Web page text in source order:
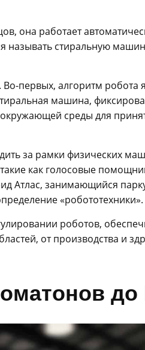
она работает
называть стиральную
Во-первых, алгоритм робота
машина,
среды для
за рамки физических
как голосовые
Атлас, занимающийся
«робототехники».
роботов,
от производства и